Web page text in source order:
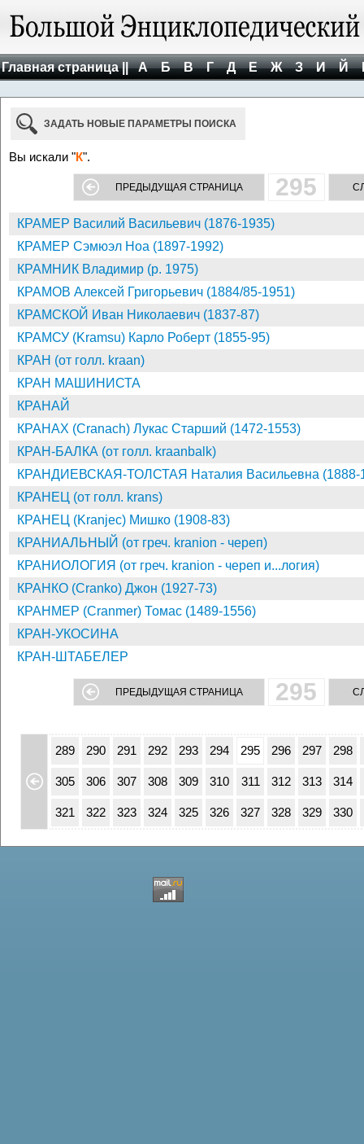
Главная страница || А Б В Г Д Е Ж З И Й
ЗАДАТЬ НОВЫЕ ПАРАМЕТРЫ ПОИСКА
Вы искали "К".
ПРЕДЫДУЩАЯ СТРАНИЦА 295
КРАМЕР Василий Васильевич (1876-1935)
КРАМЕР Сэмюэл Ноа (1897-1992)
КРАМНИК Владимир (р. 1975)
КРАМОВ Алексей Григорьевич (1884/85-1951)
КРАМСКОЙ Иван Николаевич (1837-87)
КРАМСУ (Kramsu) Карло Роберт (1855-95)
КРАН (от голл. kraan)
КРАН МАШИНИСТА
КРАНАЙ
КРАНАХ (Cranach) Лукас Старший (1472-1553)
КРАН-БАЛКА (от голл. kraanbalk)
КРАНДИЕВСКАЯ-ТОЛСТАЯ Наталия Васильевна (1888-
КРАНЕЦ (от голл. krans)
КРАНЕЦ (Kranjec) Мишко (1908-83)
КРАНИАЛЬНЫЙ (от греч. kranion - череп)
КРАНИОЛОГИЯ (от греч. kranion - череп и...логия)
КРАНКО (Cranko) Джон (1927-73)
КРАНМЕР (Cranmer) Томас (1489-1556)
КРАН-УКОСИНА
КРАН-ШТАБЕЛЕР
ПРЕДЫДУЩАЯ СТРАНИЦА 295
272
289 290 291 292 293 294 295 296 297 298
305 306 307 308 309 310 311 312 313 314
321 322 323 324 325 326 327 328 329 330